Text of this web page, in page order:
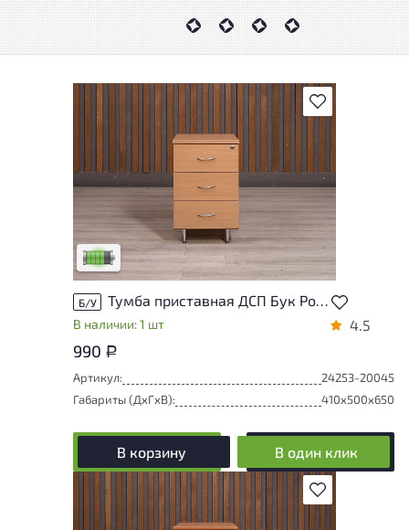
В избранное
У товара присутствуют незначительные
следы эксплуатации, не влияющие на
удобство его использования
Низкая степень износа
Б/У Тумба приставная ДСП Бук Россия
В наличии: 1 шт 4.5
990 Р
Артикул:
24253-20045
Габариты (ДxГxВ):
410x500x650
В корзину В один клик
В избранное